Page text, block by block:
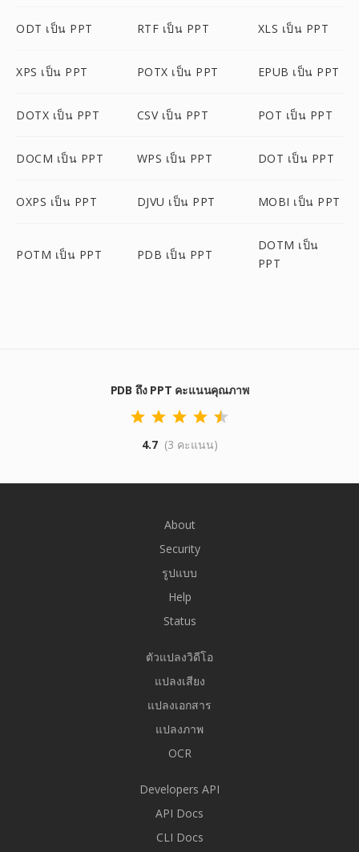
ODT เป็น PPT RTF เป็น PPT XLS เป็น PPT
XPS เป็น PPT POTX เป็น PPT EPUB เป็น PPT
DOTX เป็น PPT CSV เป็น PPT POT เป็น PPT
DOCM เป็น PPT WPS เป็น PPT DOT เป็น PPT
OXPS เป็น PPT DJVU เป็น PPT MOBI เป็น PPT
POTM เป็น PPT PDB เป็น PPT
DOTM เป็น
PPT
PDB ถึง PPT คะแนนคุณภาพ
4.7 (3 คะแนน)
About
Security
รูปแบบ
Help
Status
ตัวแปลงวิดีโอ
แปลงเสียง
แปลงเอกสาร
แปลงภาพ
OCR
Developers API
API Docs
CLI Docs